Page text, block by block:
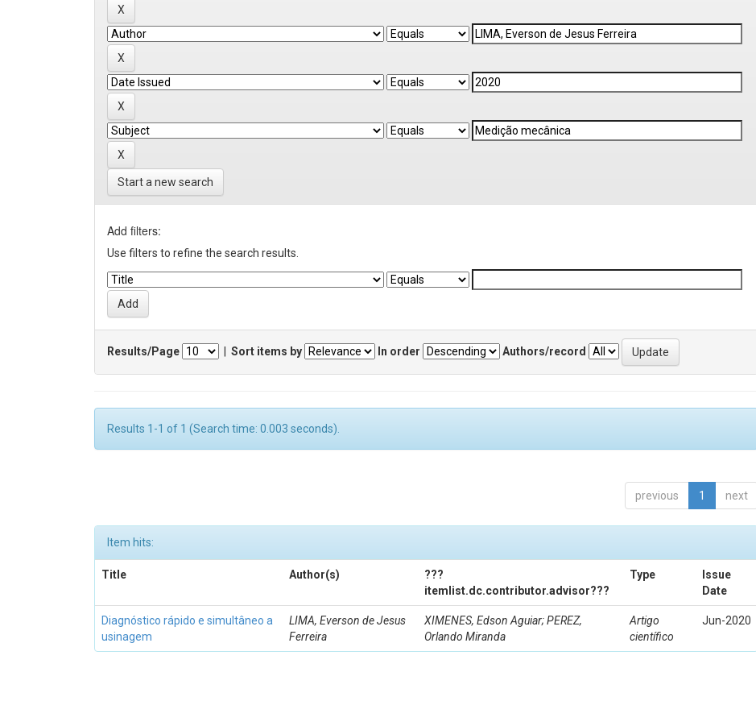
Start a new search
Add filters:
Use filters to refine the search results.
Results/Page Sort items by In order Authors/record
Results 1-1 of 1 (Search time: 0.003 seconds).
previous 1 next
Item hits:
Title Author(s)
???
itemlist.dc.contributor.advisor???
Type
Issue
Date
Diagnóstico rápido e simultâneo a
usinagem
LIMA, Everson de Jesus
Ferreira
XIMENES, Edson Aguiar; PEREZ,
Orlando Miranda
Artigo
científico
Jun-2020